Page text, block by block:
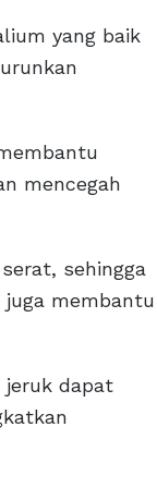
yang baik
mencegah
sehingga
membantu
jeruk dapat